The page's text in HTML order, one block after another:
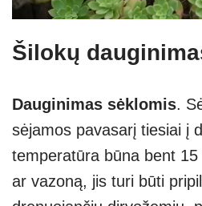
Šilokų
Dauginimas sėklomis.
sėjamos pavasarį tiesiai į
temperatūra būna bent
ar vazoną, jis turi būti